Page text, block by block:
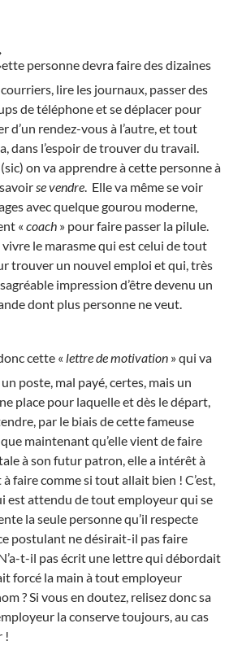
ette personne devra faire des dizaines
lire les journaux, passer des
de téléphone et se déplacer pour
d’un rendez-vous à l’autre, et tout
dans l’espoir de trouver du travail.
on va apprendre à cette personne à
se vendre . Elle va même se voir
avec quelque gourou moderne,
« coach » pour faire passer la pilule.
le marasme qui est celui de tout
trouver un nouvel emploi et qui, très
impression d’être devenu un
dont plus personne ne veut.
cette « lettre de motivation » qui va
poste, mal payé, certes, mais un
place pour laquelle et dès le départ,
par le biais de cette fameuse
que maintenant qu’elle vient de faire
à son futur patron, elle a intérêt à
faire comme si tout allait bien ! C’est,
est attendu de tout employeur qui se
la seule personne qu’il respecte
postulant ne désirait-il pas faire
t-il pas écrit une lettre qui débordait
forcé la main à tout employeur
? Si vous en doutez, relisez donc sa
la conserve toujours, au cas
!